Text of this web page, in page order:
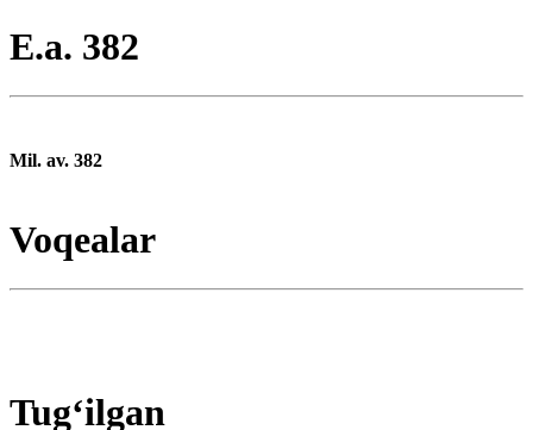
E.a. 382
Mil. av. 382
Voqealar
Tugʻilgan